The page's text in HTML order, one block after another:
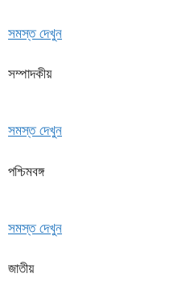
সমস্ত দেখুন
সম্পাদকীয়
সমস্ত দেখুন
পশ্চিমবঙ্গ
সমস্ত দেখুন
জাতীয়